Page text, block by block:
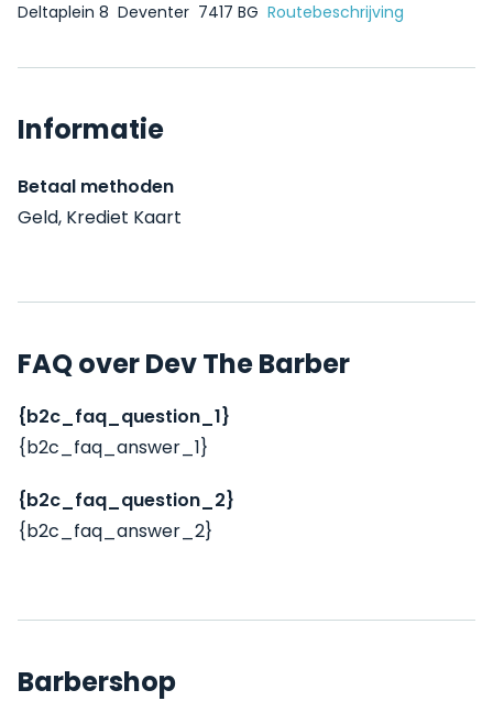
Deltaplein 8 Deventer 7417 BG Routebeschrijving
Informatie
Betaal methoden
Geld, Krediet Kaart
FAQ over Dev The Barber
{b2c_faq_question_1}
{b2c_faq_answer_1}
{b2c_faq_question_2}
{b2c_faq_answer_2}
Barbershop